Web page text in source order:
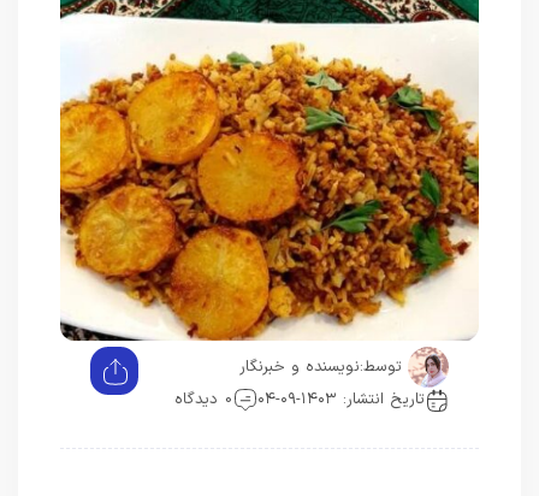
توسط: نویسنده و خبرنگار
تاریخ انتشار: ۱۴۰۳-۰۹-۰۴
0 دیدگاه